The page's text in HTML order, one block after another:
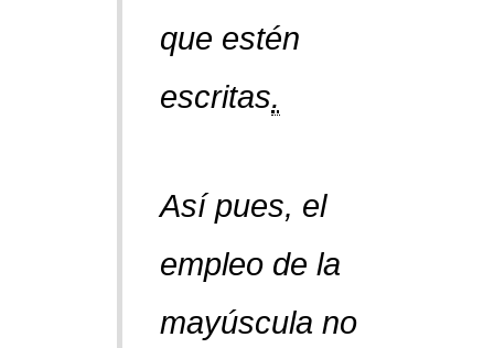
que estén
escritas.
Así pues, el
empleo de la
mayúscula no